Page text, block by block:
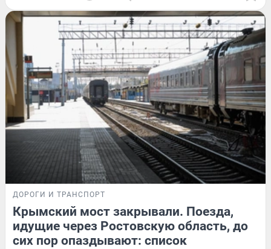
ДОРОГИ И ТРАНСПОРТ
Крымский мост закрывали. Поезда,
идущие через Ростовскую область, до
сих пор опаздывают: список